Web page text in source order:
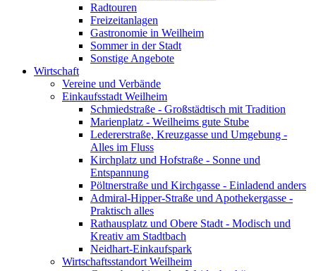
Radtouren
Freizeitanlagen
Gastronomie in Weilheim
Sommer in der Stadt
Sonstige Angebote
Wirtschaft
Vereine und Verbände
Einkaufsstadt Weilheim
Schmiedstraße - Großstädtisch mit Tradition
Marienplatz - Weilheims gute Stube
Ledererstraße, Kreuzgasse und Umgebung -
Alles im Fluss
Kirchplatz und Hofstraße - Sonne und
Entspannung
Pöltnerstraße und Kirchgasse - Einladend anders
Admiral-Hipper-Straße und Apothekergasse -
Praktisch alles
Rathausplatz und Obere Stadt - Modisch und
Kreativ am Stadtbach
Neidhart-Einkaufspark
Wirtschaftsstandort Weilheim